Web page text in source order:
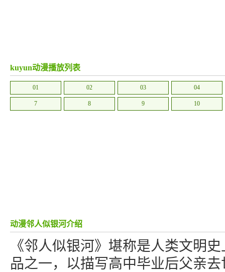
kuyun动漫播放列表
01 02 03 04
7 8 9 10
动漫邻人似银河介绍
《邻人似银河》堪称是人类文明
品之一，以描写高中毕业后父亲